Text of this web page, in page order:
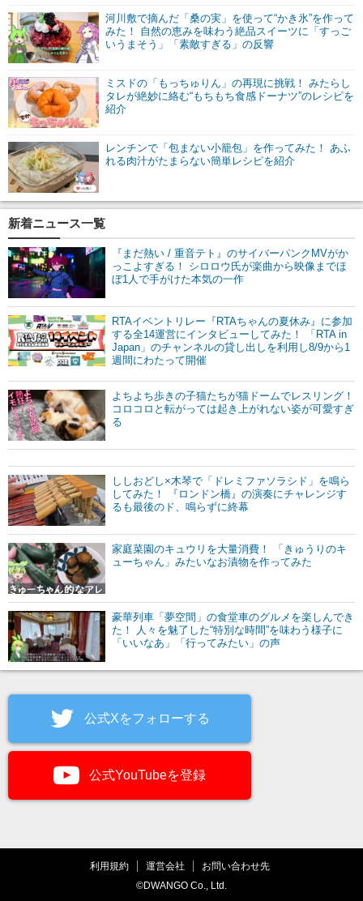
河川敷で摘んだ「桑の実」を使って“かき氷”を作って
みた！ 自然の恵みを味わう絶品スイーツに「すっご
いうまそう」「素敵すぎる」の反響
ミスドの「もっちゅりん」の再現に挑戦！ みたらし
タレが絶妙に絡む“もちもち食感ドーナツ”のレシピを
紹介
レンチンで「包まない小籠包」を作ってみた！ あふ
れる肉汁がたまらない簡単レシピを紹介
新着ニュース一覧
『まだ熱い / 重音テト』のサイバーパンクMVがか
っこよすぎる！ シロロウ氏が楽曲から映像までほ
ぼ1人で手がけた本気の一作
RTAイベントリレー『RTAちゃんの夏休み』に参加
する全14運営にインタビューしてみた！ 「RTA in
Japan」のチャンネルの貸し出しを利用し8/9から1
週間にわたって開催
よちよち歩きの子猫たちが猫ドームでレスリング！
コロコロと転がっては起き上がれない姿が可愛すぎ
る
ししおどし×木琴で「ドレミファソラシド」を鳴ら
してみた！ 『ロンドン橋』の演奏にチャレンジす
るも最後のド、鳴らずに終幕
家庭菜園のキュウリを大量消費！ 「きゅうりのキ
ューちゃん」みたいなお漬物を作ってみた
豪華列車「夢空間」の食堂車のグルメを楽しんでき
た！ 人々を魅了した“特別な時間”を味わう様子に
「いいなあ」「行ってみたい」の声
公式Xをフォローする
公式YouTubeを登録
利用規約 運営会社
お問い合わせ先
©DWANGO Co., Ltd.